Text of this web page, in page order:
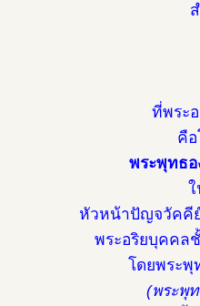
ที่พระ
คื
พระพุทธ
หัวหน้าปัญจวัคคี
พระอริยบุคคล
โดยพระ
(พระพุ